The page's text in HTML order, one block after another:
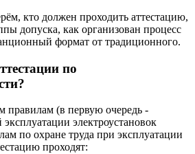
кто должен проходить аттестацию,
допуска, как организован процесс
формат от традиционного.
по
правилам (в первую очередь -
электроустановок
по охране труда при эксплуатации
проходят: